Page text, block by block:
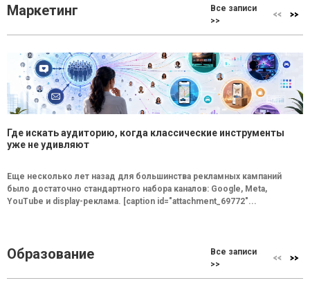
Маркетинг
Все записи
>>
Где искать аудиторию, когда классические инструменты
уже не удивляют
Еще несколько лет назад для большинства рекламных кампаний
было достаточно стандартного набора каналов: Google, Meta,
YouTube и display-реклама. [caption id="attachment_69772"...
Образование
Все записи
>>